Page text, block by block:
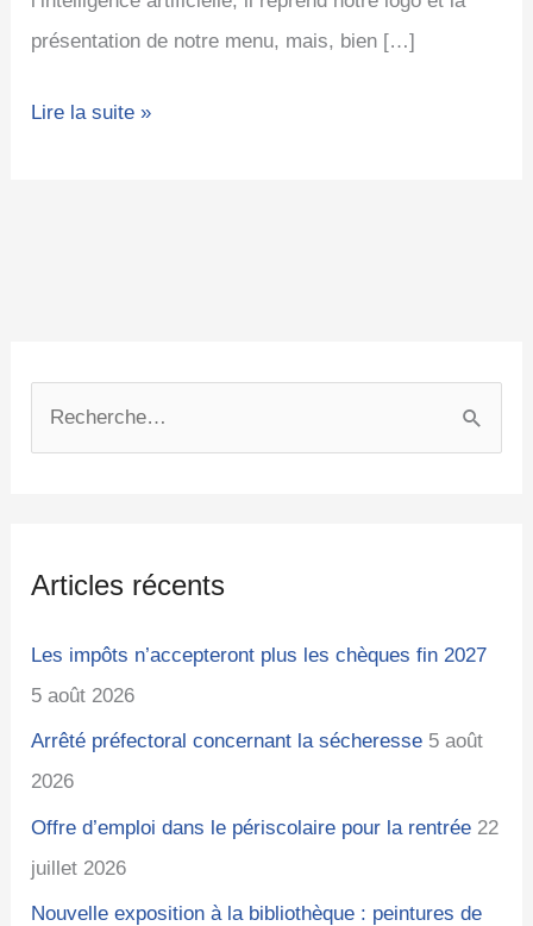
présentation de notre menu, mais, bien […]
Lire la suite »
e
c
h
e
r
:
Articles récents
Les impôts n’accepteront plus les chèques fin 2027
5 août 2026
Arrêté préfectoral concernant la sécheresse 5 août
2026
Offre d’emploi dans le périscolaire pour la rentrée 22
juillet 2026
Nouvelle exposition à la bibliothèque : peintures de
r
i
e
e
s